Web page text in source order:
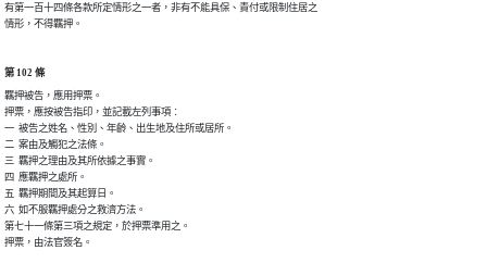
有第一百十四條各款所定情形之一者，非有不能具保、責付或限制住居之
情形，不得羈押。
第 102 條
羈押被告，應用押票。
押票，應按被告指印，並記載左列事項︰
一  被告之姓名、性別、年齡、出生地及住所或居所。
二  案由及觸犯之法條。
三  羈押之理由及其所依據之事實。
四  應羈押之處所。
五  羈押期間及其起算日。
六  如不服羈押處分之救濟方法。
第七十一條第三項之規定，於押票準用之。
押票，由法官簽名。